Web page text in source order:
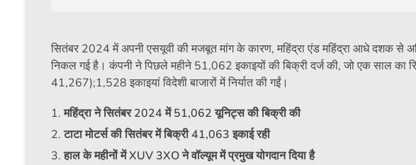
सितंबर 2024 में अपनी एसयूवी की मजबूत मांग के कारण, महिंद्रा एंड महिंद्रा आधे दशक से
निकल गई है। कंपनी ने पिछले महीने 51,062 इकाइयों की बिक्री दर्ज की, जो एक साल का
41,267);1,528 इकाइयां विदेशी बाजारों में निर्यात की गईं।
महिंद्रा ने सितंबर 2024 में 51,062 यूनिट्स की बिक्री की
टाटा मोटर्स की सितंबर में बिक्री 41,063 इकाई रही
हाल के महीनों में XUV 3XO ने वॉल्यूम में प्रमुख योगदान दिया है